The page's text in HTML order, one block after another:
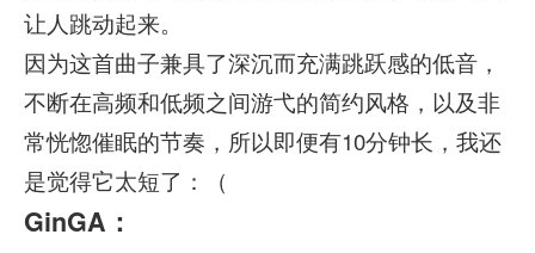
让人跳动起来。
因为这首曲子兼具了深沉而充满跳跃感的低音，
不断在高频和低频之间游弋的简约风格，以及非
常恍惚催眠的节奏，所以即便有10分钟长，我还
是觉得它太短了：（
GinGA：